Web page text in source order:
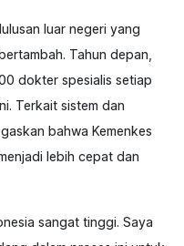
luar negeri yang
Tahun depan,
dokter spesialis setiap
Terkait sistem dan
bahwa Kemenkes
lebih cepat dan
sangat tinggi. Saya